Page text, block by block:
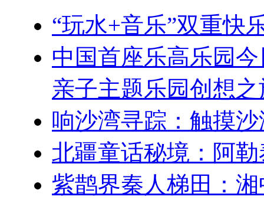
“玩水+音乐”双重快
中国首座乐高乐园
亲子主题乐园创想之
响沙湾寻踪：触摸
北疆童话秘境：阿
紫鹊界秦人梯田：